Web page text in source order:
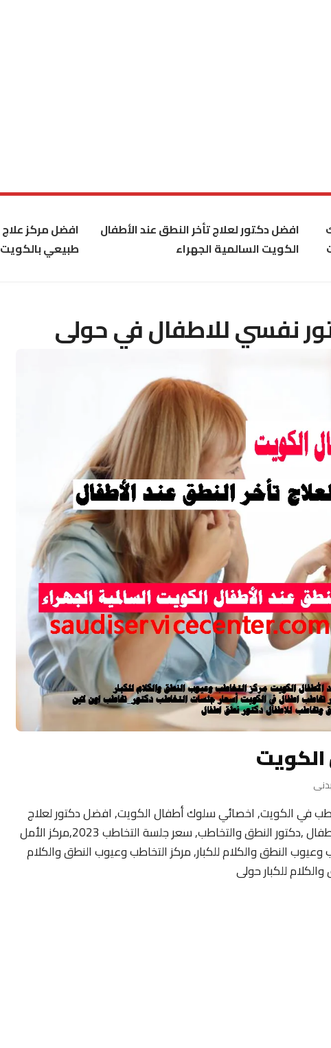
افضل دكتور لعلاج تأخر النطق عند الأطفال
الكويت السالمية الجهراء
افضل مركز علاج
طبيعي بالكويت
نفسي للاطفال في حولى
في الكويت, اخصائي سلوك أطفال الكويت, افضل دكتور لعلاج
تأخر النطق عند الأطفال ,عيادة التخاطب للاطفال ,دكتور النطق والتخاطب, سعر جلسة التخاطب 2023,مركز الأمل
وعيوب النطق والكلام للكبار, مركز التخاطب وعيوب النطق والكلام
للكبار حولى